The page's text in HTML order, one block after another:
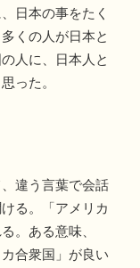
日本の事をたく
くの人が日本と
人に、日本人と
った。
違う言葉で会話
る。「アメリカ
。ある意味、
合衆国」が良い